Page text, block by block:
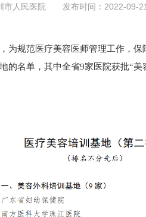
市人民医院 发布时间：2022-09-21
为规范医疗美容医师管理工作，
名单，其中全省9家医院获批“美